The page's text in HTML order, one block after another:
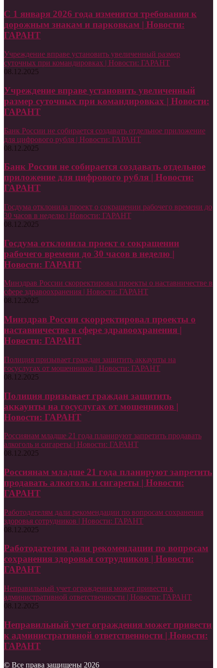
С 1 января 2026 года изменятся требования к
дорожным знакам и парковкам | Новости:
ГАРАНТ
Учреждение вправе установить увеличенный размер
суточных при командировках | Новости: ГАРАНТ
08.12.2025
Учреждение вправе установить увеличенный
размер суточных при командировках | Новости:
ГАРАНТ
Банк России не собирается создавать отдельное приложение
для цифрового рубля | Новости: ГАРАНТ
08.12.2025
Банк России не собирается создавать отдельное
приложение для цифрового рубля | Новости:
ГАРАНТ
Госдума отклонила проект о сокращении рабочего времени до
30 часов в неделю | Новости: ГАРАНТ
08.12.2025
Госдума отклонила проект о сокращении
рабочего времени до 30 часов в неделю |
Новости: ГАРАНТ
Минздрав России скорректировал проекты о наставничестве в
сфере здравоохранения | Новости: ГАРАНТ
08.12.2025
Минздрав России скорректировал проекты о
наставничестве в сфере здравоохранения |
Новости: ГАРАНТ
Полиция призывает граждан защитить аккаунты на
госуслугах от мошенников | Новости: ГАРАНТ
08.12.2025
Полиция призывает граждан защитить
аккаунты на госуслугах от мошенников |
Новости: ГАРАНТ
Россиянам младше 21 года планируют запретить продавать
алкоголь и сигареты | Новости: ГАРАНТ
08.12.2025
Россиянам младше 21 года планируют запретить
продавать алкоголь и сигареты | Новости:
ГАРАНТ
Работодателям дали рекомендации по вопросам сохранения
здоровья сотрудников | Новости: ГАРАНТ
08.12.2025
Работодателям дали рекомендации по вопросам
сохранения здоровья сотрудников | Новости:
ГАРАНТ
Неправильный учет ограждения может привести к
административной ответственности | Новости: ГАРАНТ
08.12.2025
Неправильный учет ограждения может привести
к административной ответственности | Новости:
ГАРАНТ
© Все права защищены 2026